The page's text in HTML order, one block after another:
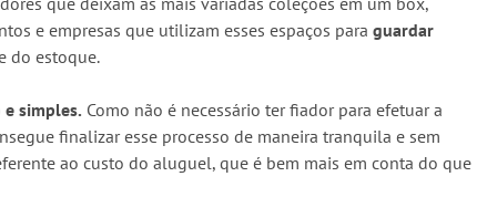
e empresas que utilizam esses espaços paraguardar
do estoque.
simples. Como não é necessário ter fiador para efetuar a
finalizar esse processo de maneira tranquila e sem
ao custo do aluguel, que é bem mais em conta do que